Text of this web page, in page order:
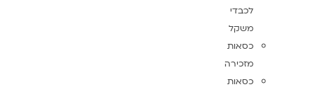
לכבדי
משקל
כסאות
מזכירה
כסאות